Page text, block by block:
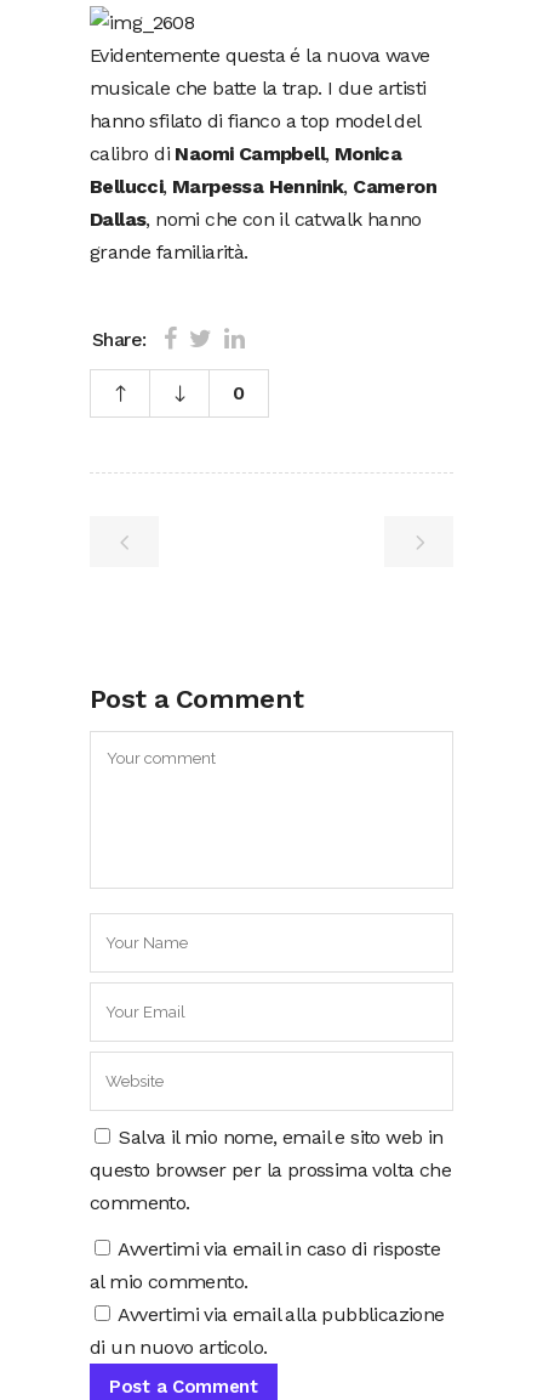
Evidentemente questa é la nuova wave
musicale che batte la trap. I due artisti
hanno sfilato di fianco a top model del
calibro di Naomi Campbell, Monica
Bellucci, Marpessa Hennink, Cameron
Dallas, nomi che con il catwalk hanno
grande familiarità.
Share:
0
Post a Comment
Salva il mio nome, email e sito web in
questo browser per la prossima volta che
commento.
Avvertimi via email in caso di risposte
al mio commento.
Avvertimi via email alla pubblicazione
di un nuovo articolo.